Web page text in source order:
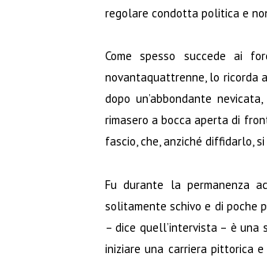
regolare condotta politica e
Come spesso succede ai
novantaquattrenne, lo ricorda
dopo un’abbondante
rimasero a bocca aperta di
fascio, che, anziché diffidarlo,
Fu durante la permanenza
solitamente schivo e di poche
– dice quell’intervista – è una
iniziare una carriera pittorica